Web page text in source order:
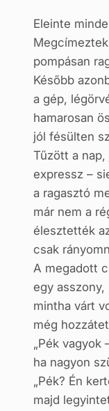
Eleinte
pompásan
Később
a gép,
hamarosan
jól fésülten
Tűzött a
expressz –
a ragasztó
már nem a
élesztették
csak
A megadott
egy asszony,
mintha várt
még
„Pék vagyok
ha nagyon
„Pék? Én
majd